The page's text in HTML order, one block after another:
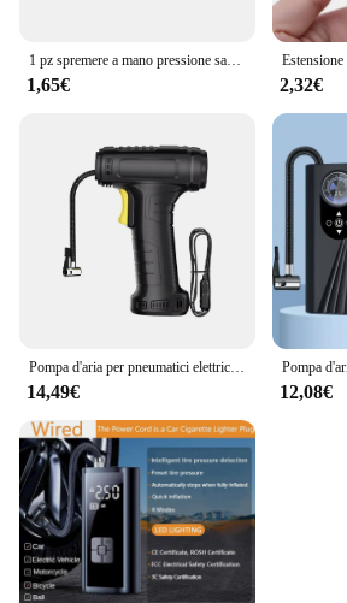
1 pz spremere a mano pressione sanguigna lampadina in lattice gonfiaggio manuale con rotazione rilascio d'aria sostituzione lampadina di gonfiaggio pompa nera
1,65€ 2,32€
Pompa d'aria per pneumatici elettrica con display digitale intelligente portatile per auto con ricarica wireless Pompa d'aria per veicoli portatile
14,49€ 12,08€